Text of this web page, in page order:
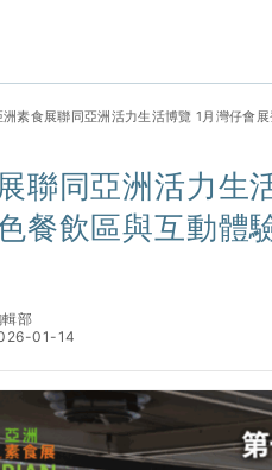
素食展聯同亞洲活力生活博覽 1月灣仔會
聯同亞洲活力生
餐飲區與互動體
部
01-14